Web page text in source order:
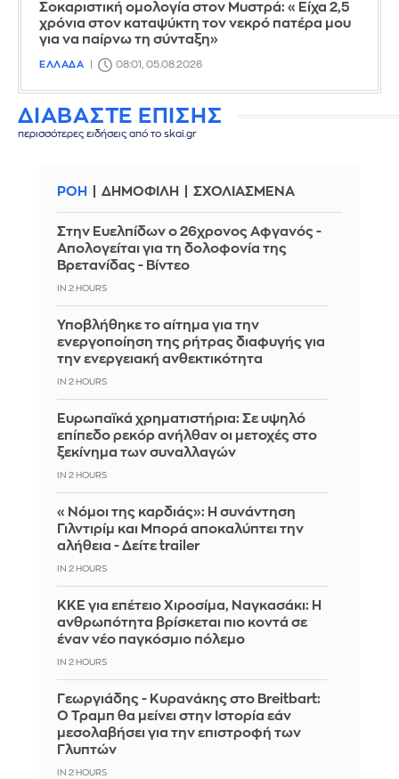
Σοκαριστική ομολογία στον Μυστρά: «Είχα 2,5
χρόνια στον καταψύκτη τον νεκρό πατέρα μου
για να παίρνω τη σύνταξη»
ΕΛΛΑΔΑ 08:01, 05.08.2026
ΔΙΑΒΑΣΤΕ ΕΠΙΣΗΣ
περισσότερες ειδήσεις από το skai.gr
ΡΟΗ ΔΗΜΟΦΙΛΗ ΣΧΟΛΙΑΣΜΕΝΑ
Στην Ευελπίδων ο 26χρονος Αφγανός -
Απολογείται για τη δολοφονία της
Βρετανίδας - Βίντεο
IN 2 HOURS
Υποβλήθηκε το αίτημα για την
ενεργοποίηση της ρήτρας διαφυγής για
την ενεργειακή ανθεκτικότητα
IN 2 HOURS
Ευρωπαϊκά χρηματιστήρια: Σε υψηλό
επίπεδο ρεκόρ ανήλθαν οι μετοχές στο
ξεκίνημα των συναλλαγών
IN 2 HOURS
«Νόμοι της καρδιάς»: Η συνάντηση
Γιλντιρίμ και Μπορά αποκαλύπτει την
αλήθεια - Δείτε trailer
IN 2 HOURS
ΚΚΕ για επέτειο Χιροσίμα, Ναγκασάκι: Η
ανθρωπότητα βρίσκεται πιο κοντά σε
έναν νέο παγκόσμιο πόλεμο
IN 2 HOURS
Γεωργιάδης - Κυρανάκης στο Breitbart:
Ο Τραμπ θα μείνει στην Ιστορία εάν
μεσολαβήσει για την επιστροφή των
Γλυπτών
IN 2 HOURS